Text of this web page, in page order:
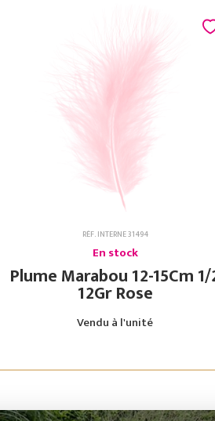
RÉF. INTERNE 31494
En stock
Plume Marabou 12-15Cm 1/2
12Gr Rose
Vendu à l'unité